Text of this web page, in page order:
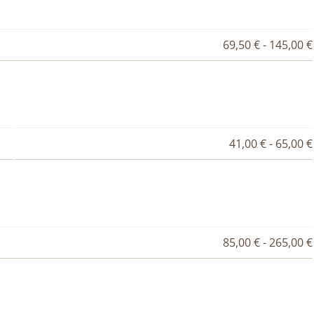
69,50 € - 145,00 €
41,00 € - 65,00 €
85,00 € - 265,00 €